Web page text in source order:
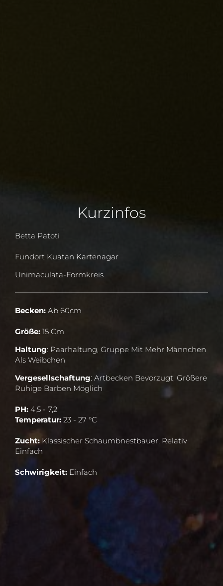
Kurzinfos
Betta Patoti
Fundort Kuatan Kartenagar
Unimaculata-Formkreis
Becken: Ab 60cm
Größe: 15 Cm
Haltung: Paarhaltung, Gruppe Mit Mehr Männchen
Als Weibchen
Vergesellschaftung: Artbecken Bevorzugt, Größere
Ruhige Barben Möglich
PH: 4,5 - 7,2
Temperatur: 23 - 27 °C
Zucht: Klassischer Schaumbnestbauer, Relativ
Einfach
Schwirigkeit: Einfach